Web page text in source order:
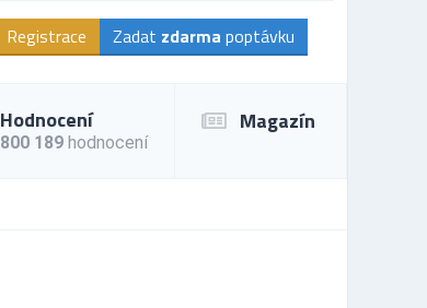
Registrace Zadat zdarma poptávku
Hodnocení
800 189 hodnocení
Magazín